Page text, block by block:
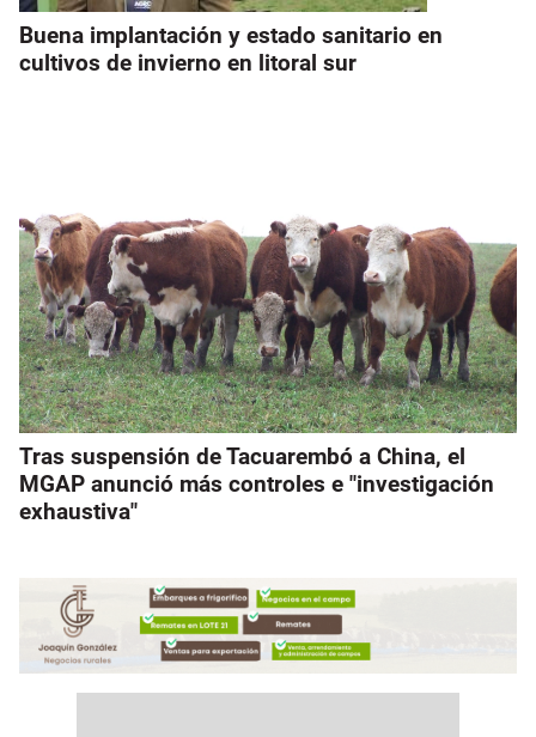
Buena implantación y estado sanitario en
cultivos de invierno en litoral sur
Tras suspensión de Tacuarembó a China, el
MGAP anunció más controles e "investigación
exhaustiva"